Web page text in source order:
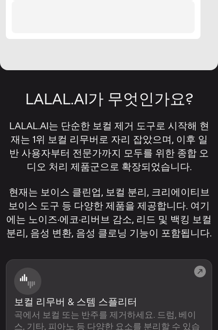
LALAL.AI가 무엇인가요?
LALAL.AI는 단순한 보컬 제거 도구로 시작해 현
재는 1위 보컬 리무버로 자리 잡았으며, 이후 일
반 사용자부터 전문가까지 모두를 위한 종합 오
디오 처리 제품군으로 확장되었습니다.
현재는 보이스 클린업, 보컬 분리, 크리에이티브
보이스 도구 등 다양한 제품을 제공합니다. 여기
에는 노이즈·에코·리버브 감소, 리드 및 백킹 보컬
분리, 음성 변환, 음성 클로닝 기능이 포함됩니다.
보컬 리무버 & 스템 스플리터
곡에서 보컬 또는 반주를 제거하세요. 드럼, 베이
스, 기타, 피아노 등 다양한 요소를 분리할 수 있습